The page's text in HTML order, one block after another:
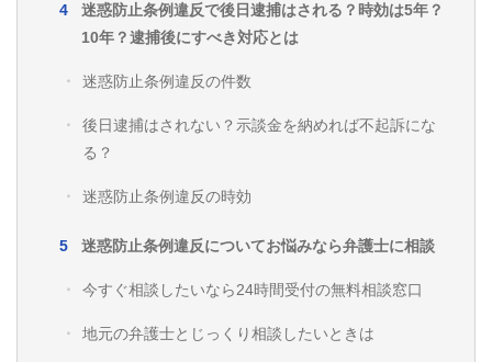
迷惑防止条例違反で後日逮捕はされる？時効は5年？
10年？逮捕後にすべき対応とは
迷惑防止条例違反の件数
後日逮捕はされない？示談金を納めれば不起訴にな
る？
迷惑防止条例違反の時効
迷惑防止条例違反についてお悩みなら弁護士に相談
今すぐ相談したいなら24時間受付の無料相談窓口
地元の弁護士とじっくり相談したいときは